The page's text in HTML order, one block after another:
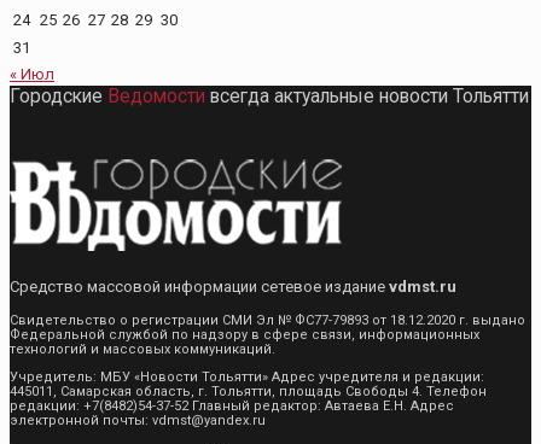
24 25 26 27 28 29 30
31
« Июл
Городские Ведомости всегда актуальные новости Тольятти
Средство массовой информации сетевое издание vdmst.ru
Свидетельство о регистрации СМИ Эл № ФС77-79893 от 18.12.2020 г. выдано
Федеральной службой по надзору в сфере связи, информационных
технологий и массовых коммуникаций.
Учредитель: МБУ «Новости Тольятти» Адрес учредителя и редакции:
445011, Самарская область, г. Тольятти, площадь Свободы 4. Телефон
редакции: +7(8482)54-37-52 Главный редактор: Автаева Е.Н. Адрес
электронной почты: vdmst@yandex.ru